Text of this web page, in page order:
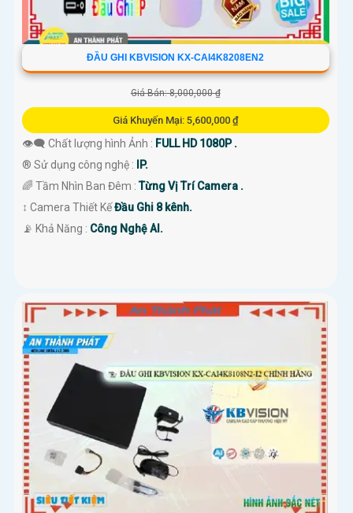
ĐẦU GHI KBVISION KX-CAI4K8208EN2
Giá Bán: 8,000,000 ₫
Giá Khuyến Mại: 5,600,000 ₫
👁️‍🗨 Chất lượng hình Ảnh : FULL HD 1080P .
®️ Sử dụng công nghệ :
IP.
🌈 Tầm Nhìn Ban Đêm :Từng Vị Trí Camera .
↕️ Camera Thiết KếĐầu Ghi 8 kênh.
️📡 Khả Năng : Công Nghệ AI.